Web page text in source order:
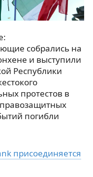
собрались на
и выступили
Республики
протестов в
погибли
присоединяется